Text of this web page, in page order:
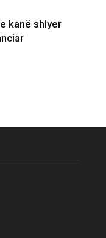
kanë shlyer